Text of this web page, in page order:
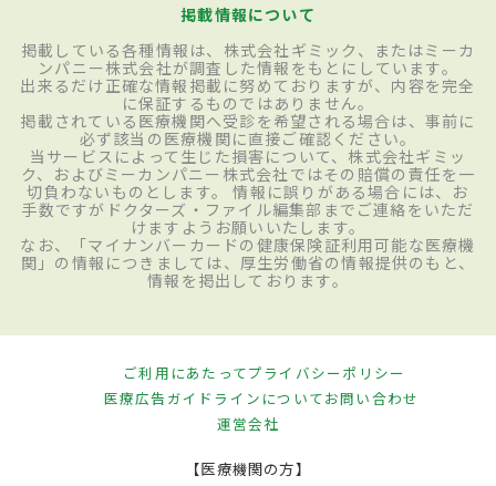
掲載情報について
掲載している各種情報は、株式会社ギミック、またはミーカ
ンパニー株式会社が調査した情報をもとにしています。
出来るだけ正確な情報掲載に努めておりますが、内容を完全
に保証するものではありません。
掲載されている医療機関へ受診を希望される場合は、事前に
必ず該当の医療機関に直接ご確認ください。
当サービスによって生じた損害について、株式会社ギミッ
ク、およびミーカンパニー株式会社ではその賠償の責任を一
切負わないものとします。 情報に誤りがある場合には、お
手数ですがドクターズ・ファイル編集部までご連絡をいただ
けますようお願いいたします。
なお、「マイナンバーカードの健康保険証利用可能な医療機
関」の情報につきましては、厚生労働省の情報提供のもと、
情報を掲出しております。
ご利用にあたってプライバシーポリシー
医療広告ガイドラインについてお問い合わせ
運営会社
【医療機関の方】